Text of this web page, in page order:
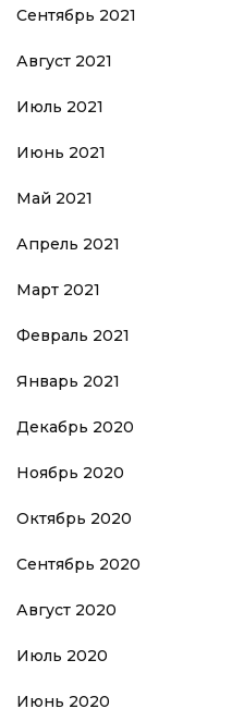
Сентябрь 2021
Август 2021
Июль 2021
Июнь 2021
Май 2021
Апрель 2021
Март 2021
Февраль 2021
Январь 2021
Декабрь 2020
Ноябрь 2020
Октябрь 2020
Сентябрь 2020
Август 2020
Июль 2020
Июнь 2020